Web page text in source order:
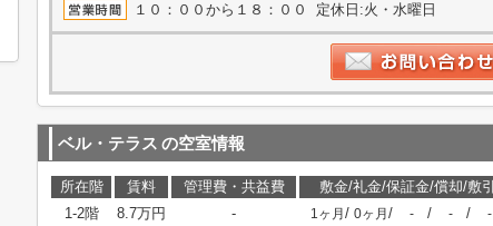
１０：００から１８：００ 定休日:火・水曜日
ベル・テラス の空室情報
所在階 賃料 管理費・共益費 敷金/礼金/保証金/償却/敷引
1-2階
8.7万円 - 1ヶ月 / 0ヶ月 / - / - / -